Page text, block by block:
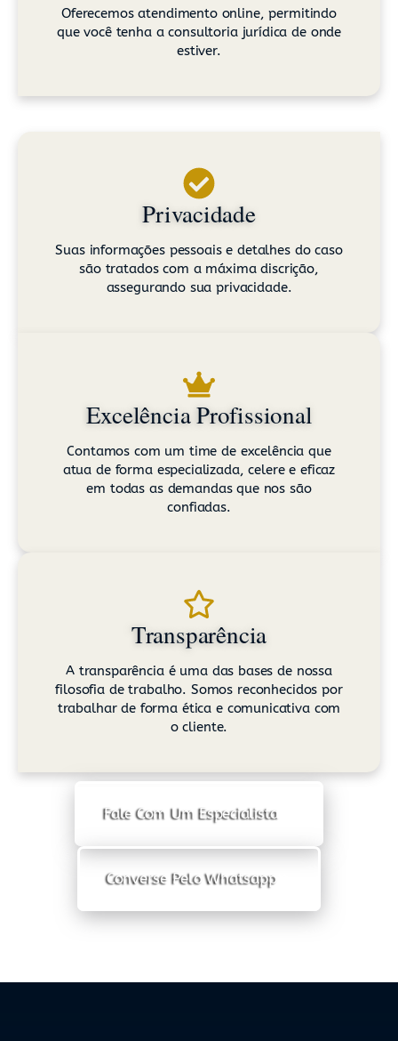
Oferecemos atendimento online, permitindo
que você tenha a consultoria jurídica de onde
estiver.
Privacidade
Suas informações pessoais e detalhes do caso
são tratados com a máxima discrição,
assegurando sua privacidade.
Excelência Profissional
Contamos com um time de excelência que
atua de forma especializada, celere e eficaz
em todas as demandas que nos são
confiadas.
Transparência
A transparência é uma das bases de nossa
filosofia de trabalho. Somos reconhecidos por
trabalhar de forma ética e comunicativa com
o cliente.
Fale Com Um Especialista
Converse Pelo Whatsapp